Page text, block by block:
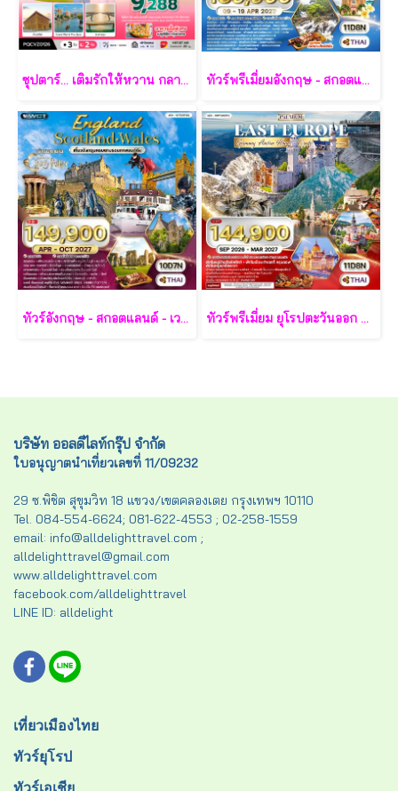
ซุปตาร์... เติมรักให้หวาน กลางเกาะฟูก๊วก 3 วัน 2 คืน - VZ ทัวร์พรีเมี่ยมอังกฤษ - สกอตแลนด์ -เวลล์ 11 วัน - TG
ทัวร์อังกฤษ - สกอตแลนด์ - เวลส์ 10 วัน - TG ทัวร์พรีเมี่ยม ยุโรปตะวันออก พักหมู่บ้านฮัลล์สตัทท์ 11วัน 8คืน - TG
บริษัท ออลดีไลท์กรุ๊ป จำกัด
ใบอนุญาตนำเที่ยวเลขที่ 11/09232
29 ซ.พิชิต สุขุมวิท 18 แขวง/เขตคลองเตย กรุงเทพฯ 10110
Tel. 084-554-6624; 081-622-4553 ; 02-258-1559
email: info@alldelighttravel.com ;
alldelighttravel@gmail.com
www.alldelighttravel.com
facebook.com/alldelighttravel
LINE ID: alldelight
เที่ยวเมืองไทย
ทัวร์ยุโรป
ทัวร์เอเชีย